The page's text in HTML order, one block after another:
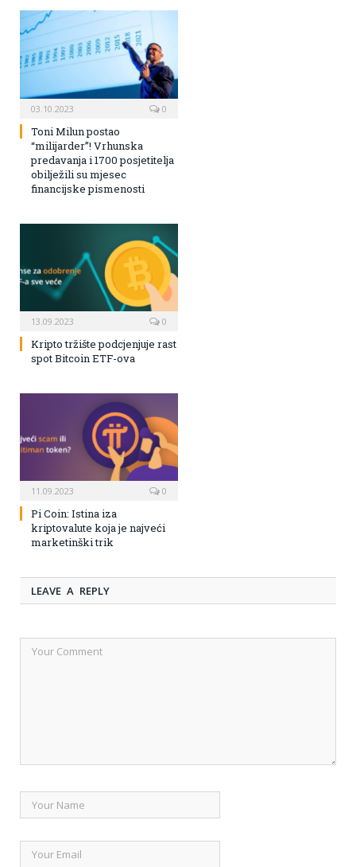
03.10.2023 0
Toni Milun postao
“milijarder”! Vrhunska
predavanja i 1700 posjetitelja
obilježili su mjesec
financijske pismenosti
13.09.2023 0
Kripto tržište podcjenjuje rast
spot Bitcoin ETF-ova
11.09.2023 0
Pi Coin: Istina iza
kriptovalute koja je najveći
marketinški trik
LEAVE A REPLY